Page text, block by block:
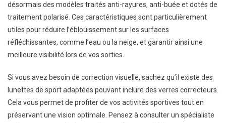
désormais des modèles traités anti-rayures, anti-buée et dotés de
traitement polarisé. Ces caractéristiques sont particulièrement
utiles pour réduire l’éblouissement sur les surfaces
réfléchissantes, comme l’eau ou la neige, et garantir ainsi une
meilleure visibilité lors de vos sorties.
Si vous avez besoin de correction visuelle, sachez qu’il existe des
lunettes de sport adaptées pouvant inclure des verres correcteurs.
Cela vous permet de profiter de vos activités sportives tout en
préservant une vision optimale. Pensez à consulter un spécialiste